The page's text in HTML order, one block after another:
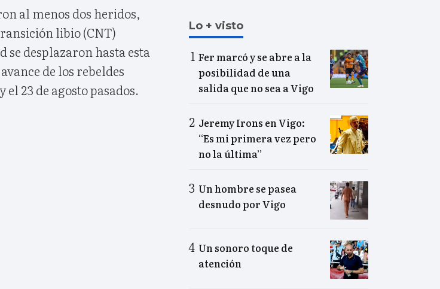
al menos dos heridos,
libio (CNT)
se desplazaron hasta esta
de los rebeldes
23 de agosto pasados.
Lo + visto
Fer marcó y se abre a la
posibilidad de una
salida que no sea a Vigo
Jeremy Irons en Vigo:
“Es mi primera vez pero
no la última”
Un hombre se pasea
desnudo por Vigo
Un sonoro toque de
atención